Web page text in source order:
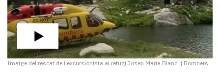
Imatge del rescat de l'excursionista al refugi Josep Maria Blanc. | Bombers